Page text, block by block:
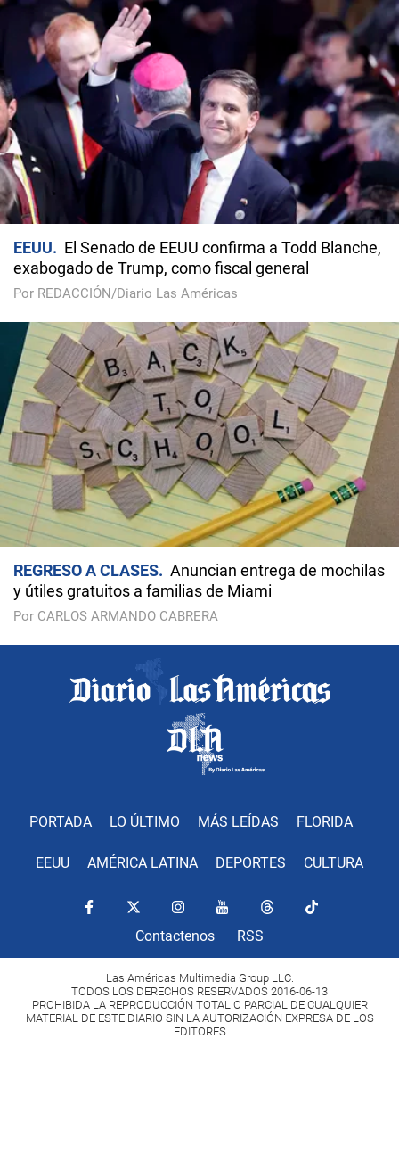
EEUU
El Senado de EEUU confirma a Todd Blanche,
exabogado de Trump, como fiscal general
Por REDACCIÓN/Diario Las Américas
REGRESO A CLASES
Anuncian entrega de mochilas
y útiles gratuitos a familias de Miami
Por CARLOS ARMANDO CABRERA
PORTADA LO ÚLTIMO MÁS LEÍDAS FLORIDA
EEUU AMÉRICA LATINA DEPORTES CULTURA
Contactenos RSS
Las Américas Multimedia Group LLC.
TODOS LOS DERECHOS RESERVADOS 2016-06-13
PROHIBIDA LA REPRODUCCIÓN TOTAL O PARCIAL DE CUALQUIER
MATERIAL DE ESTE DIARIO SIN LA AUTORIZACIÓN EXPRESA DE LOS
EDITORES